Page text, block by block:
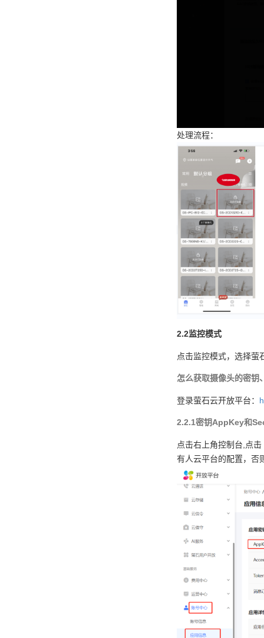
处理流程：
2.2监控模式
点击监控模式，选择萤
怎么获取摄像头的密钥
登录萤石云开放平台：
2.2.1密钥AppKey和
点击右上角控制台,点
有人云平台的配置，否